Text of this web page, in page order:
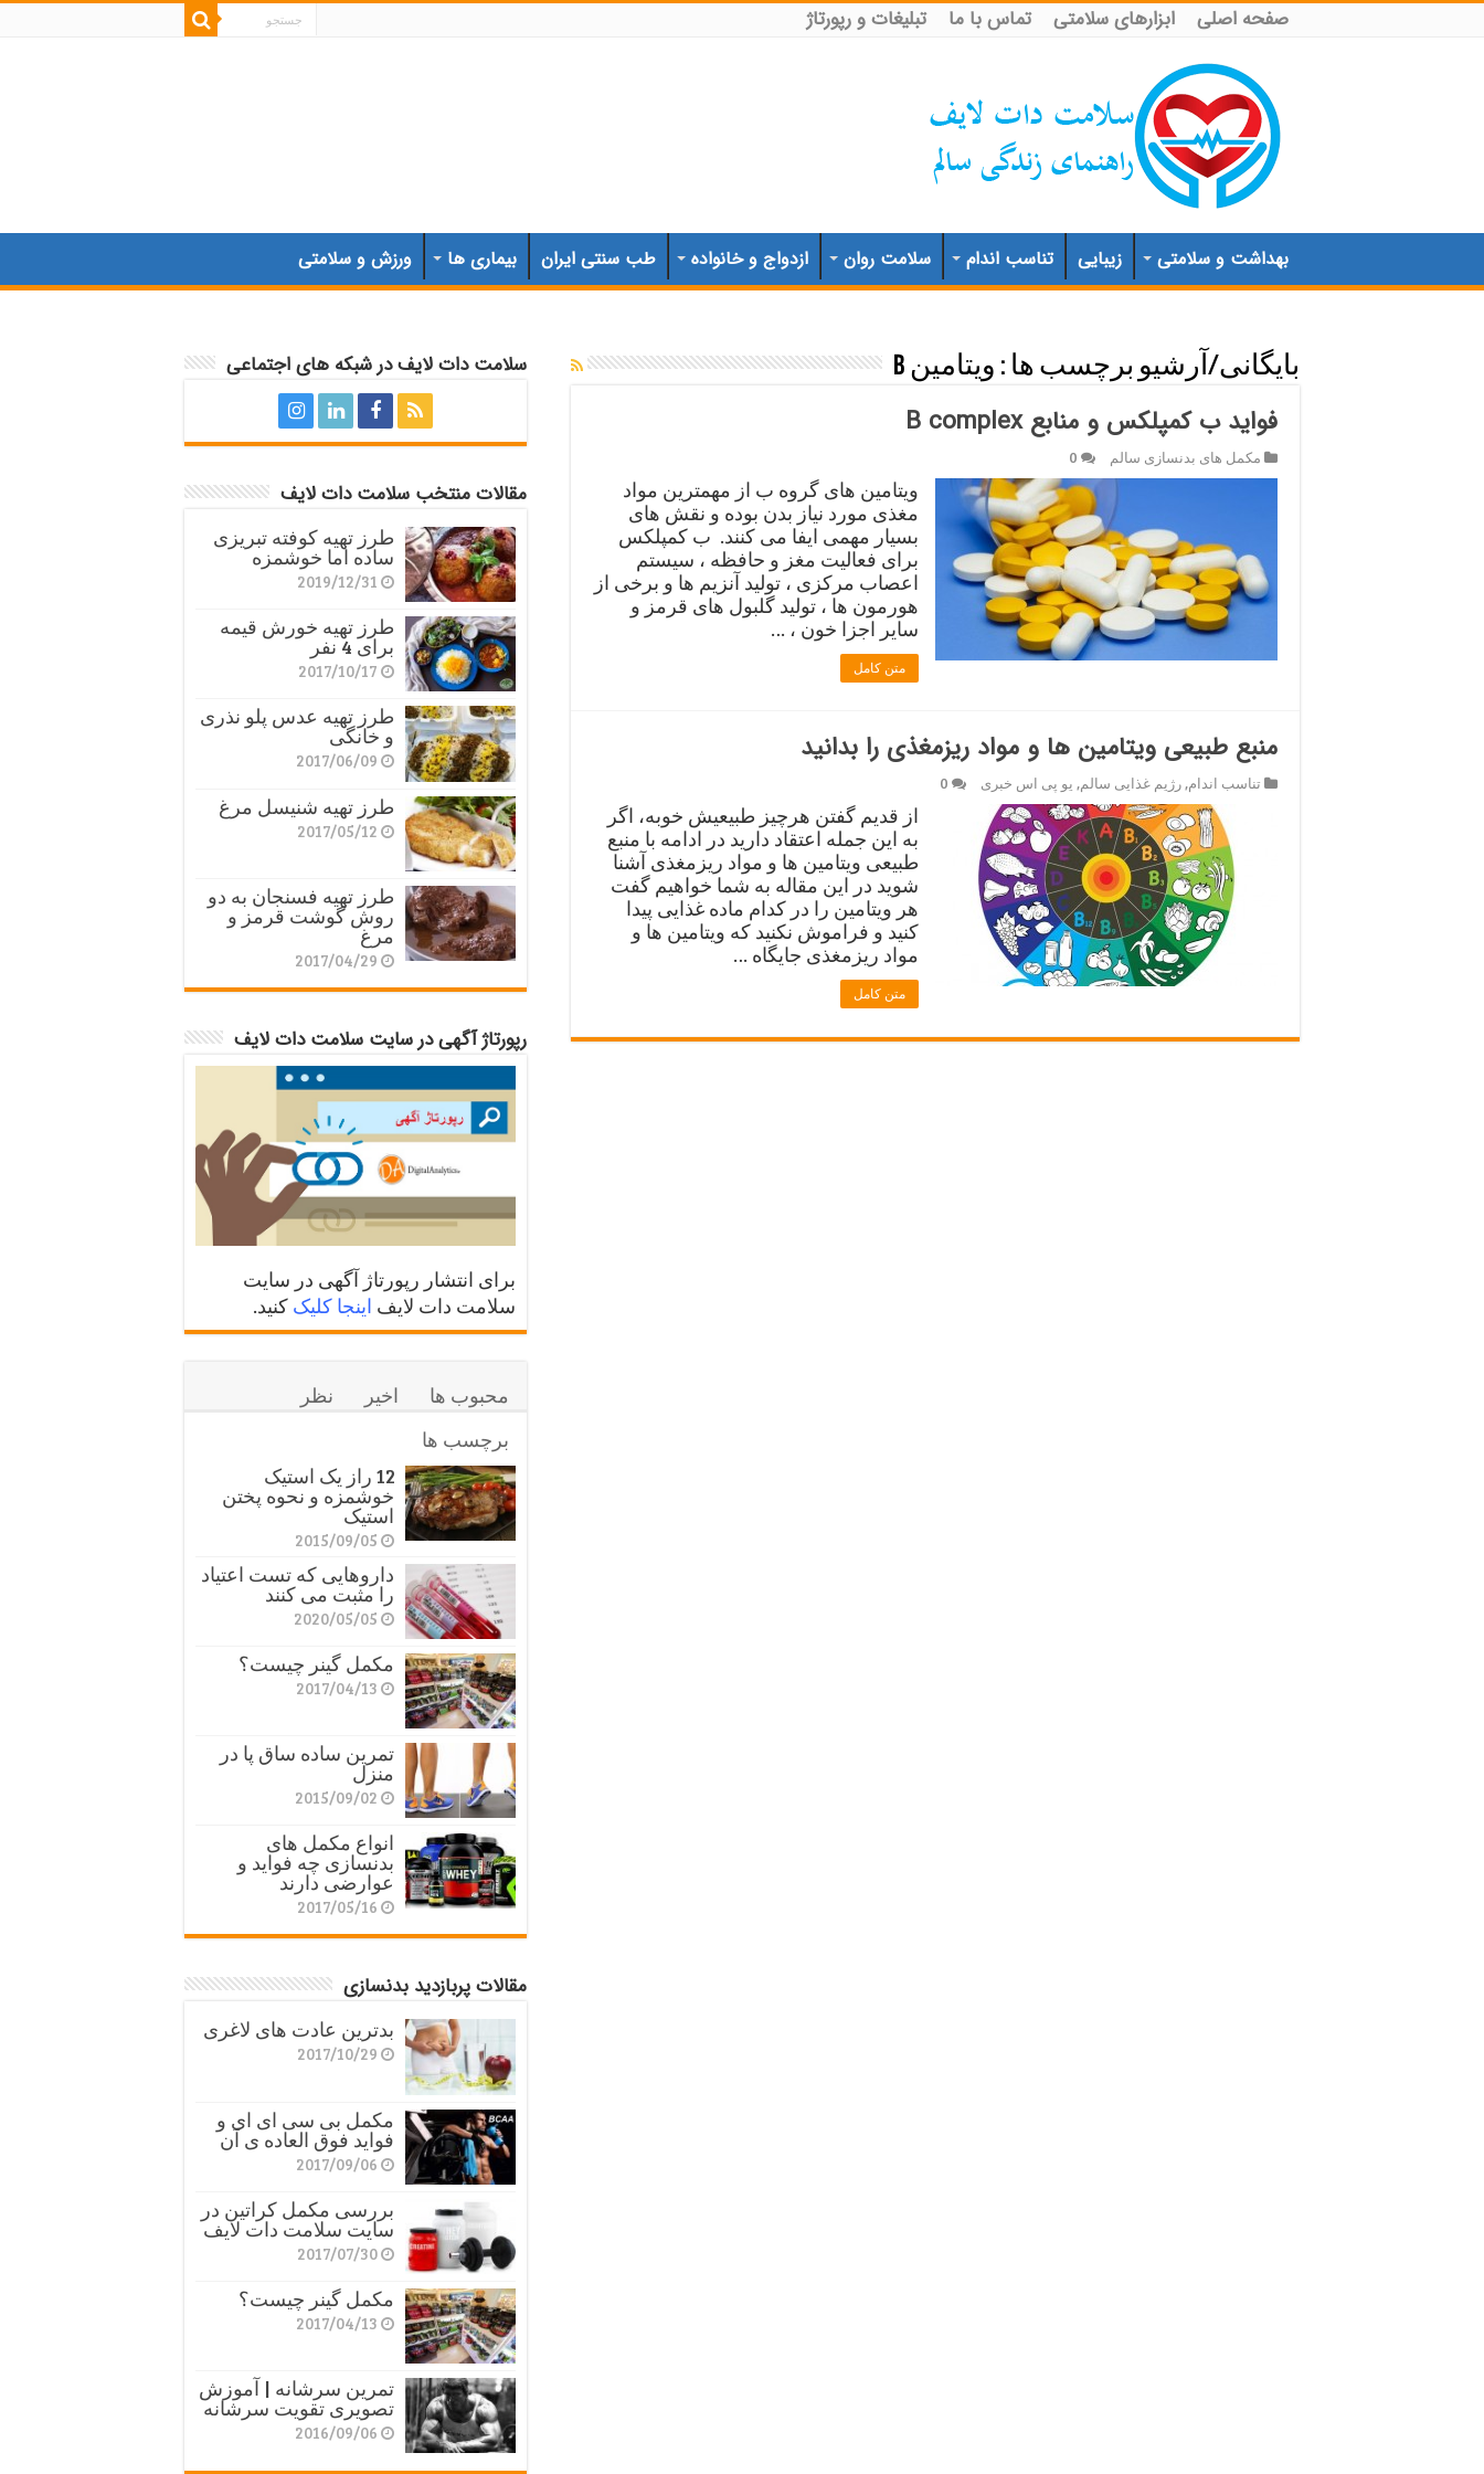
صفحه اصلی ابزارهای سلامتی تماس با ما تبلیغات و رپورتاژ
بهداشت و سلامتی زیبایی تناسب اندام سلامت روان ازدواج و خانواده طب سنتی ایران بیماری ها ورزش و سلامتی
بایگانی/آرشیو برچسب ها : ویتامین B
فواید ب کمپلکس و منابع B complex
مکمل های بدنسازی سالم 0
ویتامین های گروه ب از مهمترین مواد
مغذی مورد نیاز بدن بوده و نقش های
بسیار مهمی ایفا می کنند. ب کمپلکس
برای فعالیت مغز و حافظه ، سیستم
اعصاب مرکزی ، تولید آنزیم ها و برخی از
هورمون ها ، تولید گلبول های قرمز و
سایر اجزا خون ، …
متن کامل
منبع طبیعی ویتامین ها و مواد ریزمغذی را بدانید
تناسب اندام,رژیم غذایی سالم, یو پی اس خبری 0
از قدیم گفتن هرچیز طبیعیش خوبه، اگر
به این جمله اعتقاد دارید در ادامه با منبع
طبیعی ویتامین ها و مواد ریزمغذی آشنا
شوید در این مقاله به شما خواهیم گفت
هر ویتامین را در کدام ماده غذایی پیدا
کنید و فراموش نکنید که ویتامین ها و
مواد ریزمغذی جایگاه …
متن کامل
سلامت دات لایف در شبکه های اجتماعی
مقالات منتخب سلامت دات لایف
طرز تهیه کوفته تبریزی
ساده اما خوشمزه
2019/12/31
طرز تهیه خورش قیمه
برای 4 نفر
2017/10/17
طرز تهیه عدس پلو نذری
و خانگی
2017/06/09
طرز تهیه شنیسل مرغ
2017/05/12
طرز تهیه فسنجان به دو
روش گوشت قرمز و
مرغ
2017/04/29
رپورتاژ آگهی در سایت سلامت دات لایف
برای انتشار رپورتاژ آگهی در سایت
سلامت دات لایف اینجا کلیک کنید.
محبوب ها اخیر
نظر
برچسب ها
12 راز یک استیک
خوشمزه و نحوه پختن
استیک
2015/09/05
داروهایی که تست اعتیاد
را مثبت می کنند
2020/05/05
مکمل گینر چیست؟
2017/04/13
تمرین ساده ساق پا در
منزل
2015/09/02
انواع مکمل های
بدنسازی چه فواید و
عوارضی دارند
2017/05/16
مقالات پربازدید بدنسازی
بدترین عادت های لاغری
2017/10/29
مکمل بی سی ای ای و
فواید فوق العاده ی آن
2017/09/06
بررسی مکمل کراتین در
سایت سلامت دات لایف
2017/07/30
مکمل گینر چیست؟
2017/04/13
تمرین سرشانه | آموزش
تصویری تقویت سرشانه
2016/09/06